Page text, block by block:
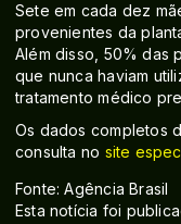
Sete em cada dez
provenientes da
Além disso, 50% das
que nunca haviam
tratamento médico
Os dados completos
consulta no site
Fonte: Agência Brasil
Esta notícia foi